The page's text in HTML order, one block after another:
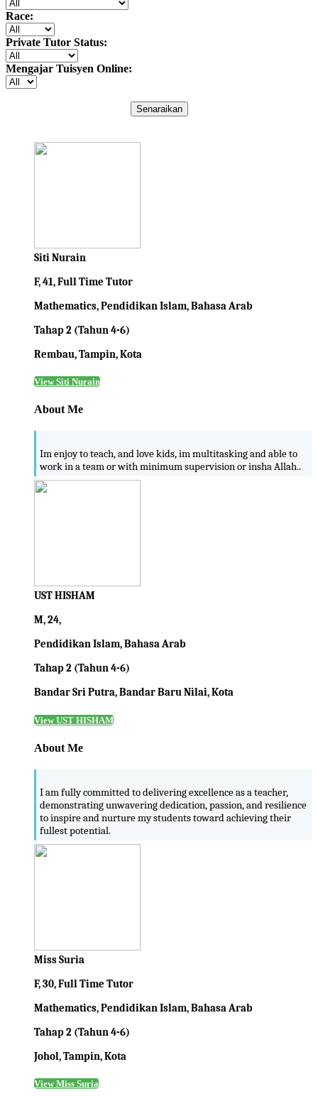
Race:
Private Tutor Status:
Mengajar Tuisyen Online:
Senaraikan
Siti Nurain
F, 41, Full Time Tutor
Mathematics, Pendidikan Islam, Bahasa Arab
Tahap 2 (Tahun 4-6)
Rembau, Tampin, Kota
View Siti Nurain
About Me
Im enjoy to teach, and love kids, im multitasking and able to
work in a team or with minimum supervision or insha Allah..
UST HISHAM
M, 24,
Pendidikan Islam, Bahasa Arab
Tahap 2 (Tahun 4-6)
Bandar Sri Putra, Bandar Baru Nilai, Kota
View UST HISHAM
About Me
I am fully committed to delivering excellence as a teacher,
demonstrating unwavering dedication, passion, and resilience
to inspire and nurture my students toward achieving their
fullest potential.
Miss Suria
F, 30, Full Time Tutor
Mathematics, Pendidikan Islam, Bahasa Arab
Tahap 2 (Tahun 4-6)
Johol, Tampin, Kota
View Miss Suria